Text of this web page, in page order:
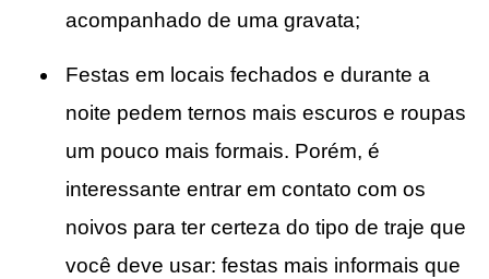
acompanhado de uma gravata;
Festas em locais fechados e durante a
noite pedem ternos mais escuros e roupas
um pouco mais formais. Porém, é
interessante entrar em contato com os
noivos para ter certeza do tipo de traje que
você deve usar: festas mais informais que